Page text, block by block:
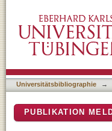
Universitätsbibliographie →
PUBLIKATION